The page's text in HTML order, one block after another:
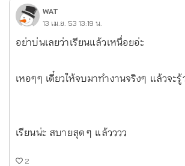
WAT
13 เม.ย. 53 13:19 น.
อย่าบ่นเลยว่าเรียนแล้วเหนื่อยอ่ะ
เหอๆๆ เดี๋ยวให้จบมาทำงานจริงๆ แล้วจะ
เรียนน่ะ สบายสุด ๆ แล้วววว
2